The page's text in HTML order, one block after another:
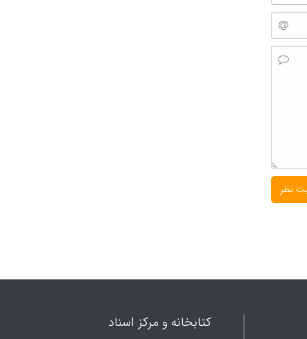
کتابخانه و مرکز اسناد